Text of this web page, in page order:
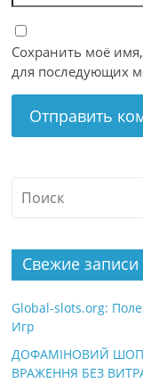
Сохранить моё
для последующих
Свежие записи
Global-slots.org:
Игр
ДОФАМІНОВИЙ
ВРАЖЕННЯ БЕЗ